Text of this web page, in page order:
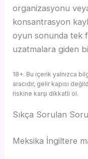
organizasyonu
konsantrasyon
oyun sonunda tek
uzatmalara giden
18+. Bu içerik yalnızca
aracıdır, gelir kapısı
riskine karşı dikkatli ol.
Sıkça Sorulan
Meksika İngiltere